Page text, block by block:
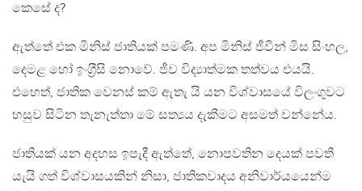
කෙසේ ද?
ඇත්තේ එක මිනිස් ජාතියක් පමණි. අප මිනිස් ජීවීන් මිස සිංහල,
දෙමළ හෝ ඉංග‍්‍රීසි නොවේ. ජීව විද්‍යාත්මක තත්වය එයයි.
එහෙත්, ජාතික වෙනස් කම් ඇතැ යි යන විශ්වාසයේ විලංගුවට
හසුව සිටින තැනැත්තා මේ සත්‍යය දැකීමට අසමත් වන්නේය.
ජාතියක් යන අදහස ඉපැදී ඇත්තේ, නොපවතින දෙයක් පවතී
යැයි ගත් විශ්වාසයකින් නිසා, ජාතිකවාදය අනිවාර්යයෙන්ම